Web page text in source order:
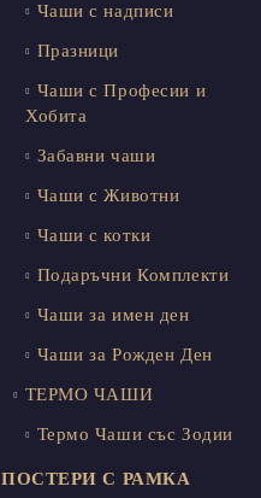
Чаши с надписи
Празници
Чаши с Професии и
Хобита
Забавни чаши
Чаши с Животни
Чаши с котки
Подаръчни Комплекти
Чаши за имен ден
Чаши за Рожден Ден
ТЕРМО ЧАШИ
Термо Чаши със Зодии
ПОСТЕРИ С РАМКА